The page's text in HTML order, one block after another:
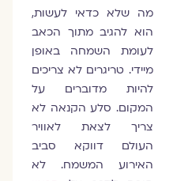
מה שלא כדאי לעשות,
הוא להגיב מתוך הכאב
לעומת השמחה באופן
מיידי. טריגרים לא צריכים
להיות מדוברים על
המקום. סלע הקנאה לא
צריך לצאת לאוויר
העולם דווקא סביב
האירוע המשמח. לא